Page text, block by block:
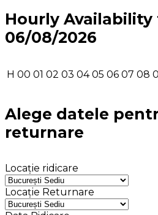
Hourly
06/08/2026
H 00 01 02 03 04 05 06 07 08
Alege datele
returnare
Locație ridicare
Locație Returnare